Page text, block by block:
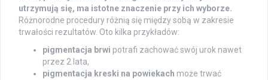
utrzymują się, ma istotne znaczenie przy ich wyborze.
Różnorodne procedury różnią się między sobą w zakresie
trwałości rezultatów. Oto kilka przykładów:
pigmentacja brwi potrafi zachować swój urok nawet
przez 2 lata,
pigmentacja kreski na powiekach może trwać